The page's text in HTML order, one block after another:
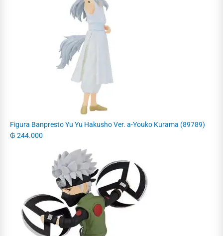
Figura Banpresto Yu Yu Hakusho Ver. a-Youko Kurama (89789)
₲ 244.000